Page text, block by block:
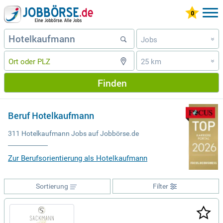
Jobs »
25 km »
Finden
Beruf Hotelkaufmann
311 Hotelkaufmann Jobs auf Jobbörse.de
Zur Berufsorientierung als Hotelkaufmann
Filter
Sortierung